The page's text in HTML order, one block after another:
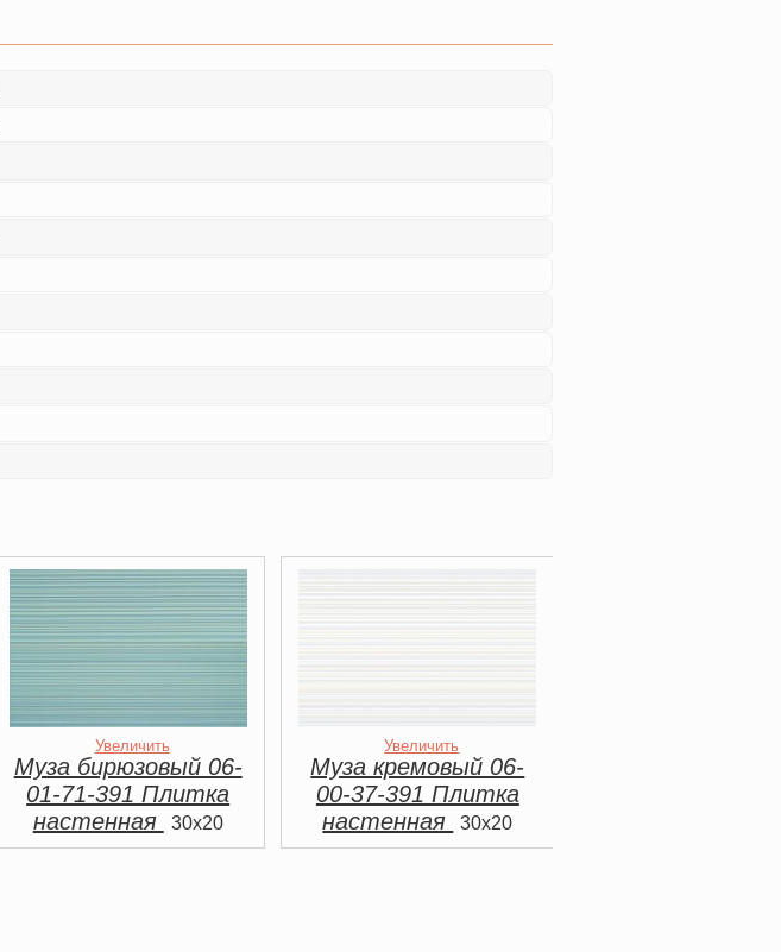
Увеличить
Муза бирюзовый 06-
01-71-391 Плитка
настенная
30x20
Увеличить
Муза кремовый 06-
00-37-391 Плитка
настенная
30x20